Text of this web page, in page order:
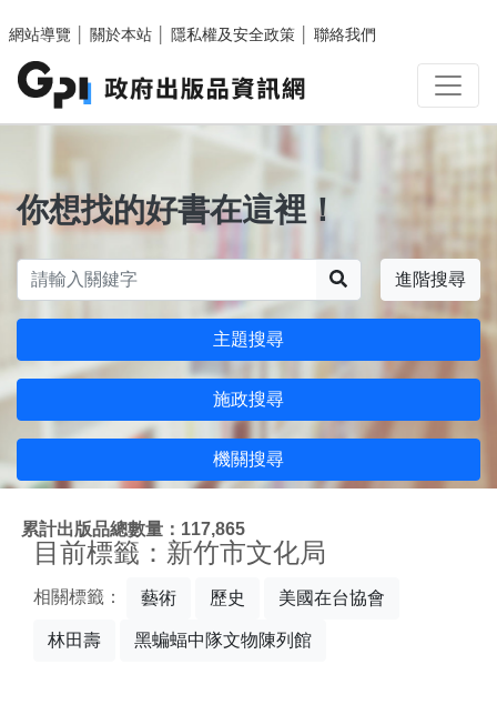
網站導覽
關於本站 隱私權及安全政策 聯絡我們
你想找的好書在這裡！
進階搜尋
主題搜尋
施政搜尋
機關搜尋
累計出版品總數量：117,865
目前標籤：新竹市文化局
相關標籤： 藝術 歷史 美國在台協會
林田壽 黑蝙蝠中隊文物陳列館